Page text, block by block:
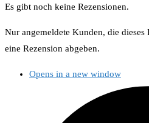
Es gibt noch keine Rezensionen.
Nur angemeldete Kunden, die
eine Rezension abgeben.
Opens in a new window